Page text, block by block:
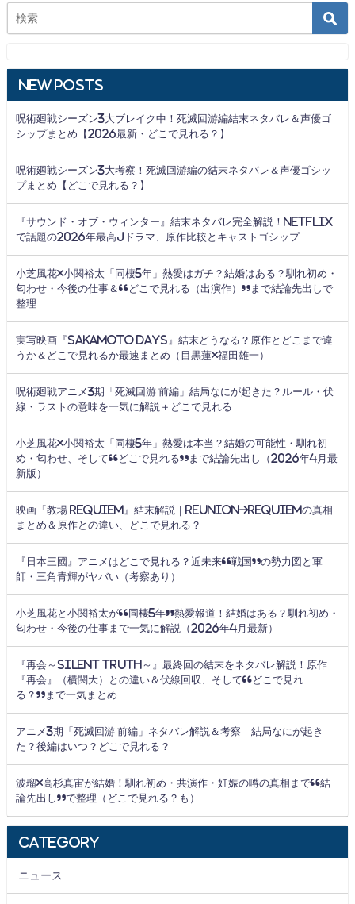
New Posts
呪術廻戦シーズン3大ブレイク中！死滅回游編結末ネタバレ＆声優ゴ
シップまとめ【2026最新・どこで見れる？】
呪術廻戦シーズン3大考察！死滅回游編の結末ネタバレ＆声優ゴシッ
プまとめ【どこで見れる？】
『サウンド・オブ・ウィンター』結末ネタバレ完全解説！Netflix
で話題の2026年最高Jドラマ、原作比較とキャストゴシップ
小芝風花×小関裕太「同棲5年」熱愛はガチ？結婚はある？馴れ初め・
匂わせ・今後の仕事＆“どこで見れる（出演作）”まで結論先出しで
整理
実写映画『SAKAMOTO DAYS』結末どうなる？原作とどこまで違
うか＆どこで見れるか最速まとめ（目黒蓮×福田雄一）
呪術廻戦アニメ3期「死滅回游 前編」結局なにが起きた？ルール・伏
線・ラストの意味を一気に解説＋どこで見れる
小芝風花×小関裕太「同棲5年」熱愛は本当？結婚の可能性・馴れ初
め・匂わせ、そして“どこで見れる”まで結論先出し（2026年4月最
新版）
映画『教場 Requiem』結末解説｜Reunion→Requiemの真相
まとめ＆原作との違い、どこで見れる？
『日本三國』アニメはどこで見れる？近未来“戦国”の勢力図と軍
師・三角青輝がヤバい（考察あり）
小芝風花と小関裕太が“同棲5年”熱愛報道！結婚はある？馴れ初め・
匂わせ・今後の仕事まで一気に解説（2026年4月最新）
『再会～Silent Truth～』最終回の結末をネタバレ解説！原作
『再会』（横関大）との違い＆伏線回収、そして“どこで見れ
る？”まで一気まとめ
アニメ3期「死滅回游 前編」ネタバレ解説＆考察｜結局なにが起き
た？後編はいつ？どこで見れる？
波瑠×高杉真宙が結婚！馴れ初め・共演作・妊娠の噂の真相まで“結
論先出し”で整理（どこで見れる？も）
Category
ニュース